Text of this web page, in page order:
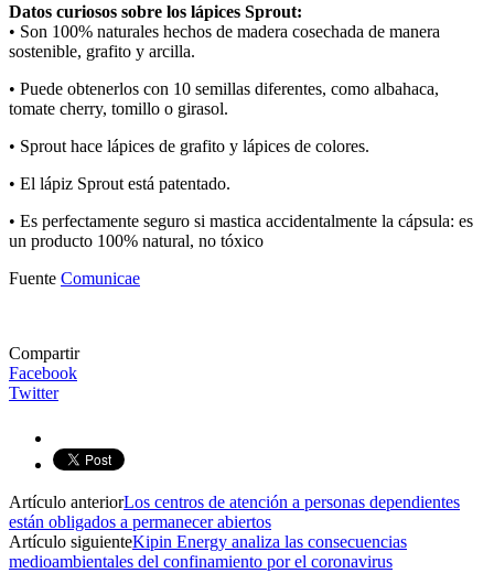
Datos curiosos sobre los lápices Sprout:
• Son 100% naturales hechos de madera cosechada de manera
sostenible, grafito y arcilla.
• Puede obtenerlos con 10 semillas diferentes, como albahaca,
tomate cherry, tomillo o girasol.
• Sprout hace lápices de grafito y lápices de colores.
• El lápiz Sprout está patentado.
• Es perfectamente seguro si mastica accidentalmente la cápsula: es
un producto 100% natural, no tóxico
Fuente Comunicae
Compartir
Facebook
Twitter
Artículo anteriorLos centros de atención a personas dependientes
están obligados a permanecer abiertos
Artículo siguienteKipin Energy analiza las consecuencias
medioambientales del confinamiento por el coronavirus